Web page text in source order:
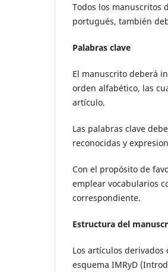
Todos los manuscritos
portugués, también
Palabras clave
El manuscrito deberá
orden alfabético, las
artículo.
Las palabras clave
reconocidas y
Con el propósito de
emplear vocabularios
correspondiente.
Estructura del
Los artículos
esquema IMRyD